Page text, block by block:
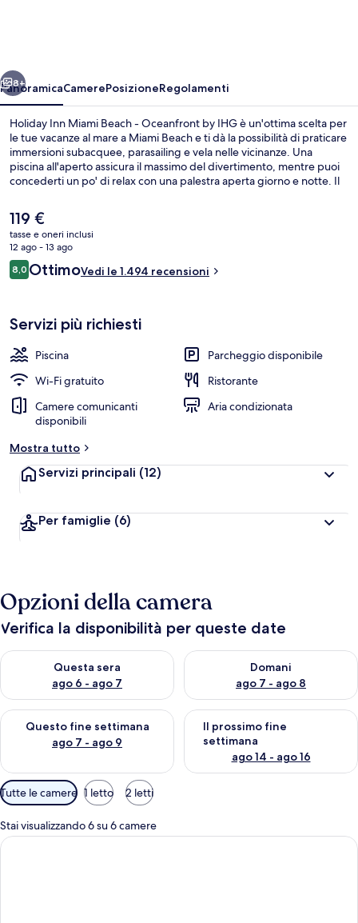
Oceanfront
by
IHG
Avanti
8+
PanoramicaCamerePosizioneRegolamenti
Holiday Inn Miami Beach - Oceanfront by IHG è un'ottima scelta per
le tue vacanze al mare a Miami Beach e ti dà la possibilità di praticare
immersioni subacquee, parasailing e vela nelle vicinanze. Una
piscina all'aperto assicura il massimo del divertimento, mentre puoi
concederti un po' di relax con una palestra aperta giorno e notte. Il
la serata non c'è niente di meglio del bar a bordo piscina. Gli altri
punti di forza della struttura includono 2 bar/lounge, una terrazza e
un giardino. Gli ospiti apprezzano molto la piscina e il personale
gentile.
Il
prezzo
attuale
è
119 €
119 €
tasse e oneri inclusi
12 ago - 13 ago
Recensioni
8,08,0 su 10
OttimoVedi le 1.494 recensioni
Servizi più richiesti
Piscina
Parcheggio disponibile
Wi-Fi gratuito
Ristorante
Camere comunicanti
disponibili
Aria condizionata
Mostra tutto
Servizi principali (12)
Per famiglie (6)
Opzioni della camera
Verifica la disponibilità per queste date
Questa sera
ago 6 - ago 7
Verifica la disponibilità per questa sera, ago 6 - ago 7
Domani
ago 7 - ago 8
Verifica la disponibilità per
Questo fine settimana
ago 7 - ago 9
Verifica la disponibilità per questo fine settimana, ago 7 - ago
Il prossimo fine
settimana
ago 14 - ago 16
Verifica la disponibilità per il
Filtri
disponibili
per
le
Tutte le camere 1 letto 2 letti
Stai visualizzando 6 su 6 camere